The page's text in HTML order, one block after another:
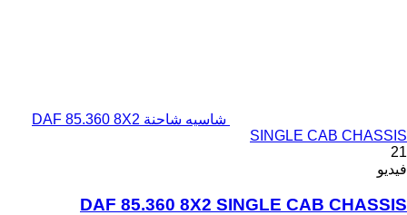
شاسيه شاحنة DAF 85.360 8X2
SINGLE CAB CHASSIS
21
فيديو
DAF 85.360 8X2 SINGLE CAB CHASSIS